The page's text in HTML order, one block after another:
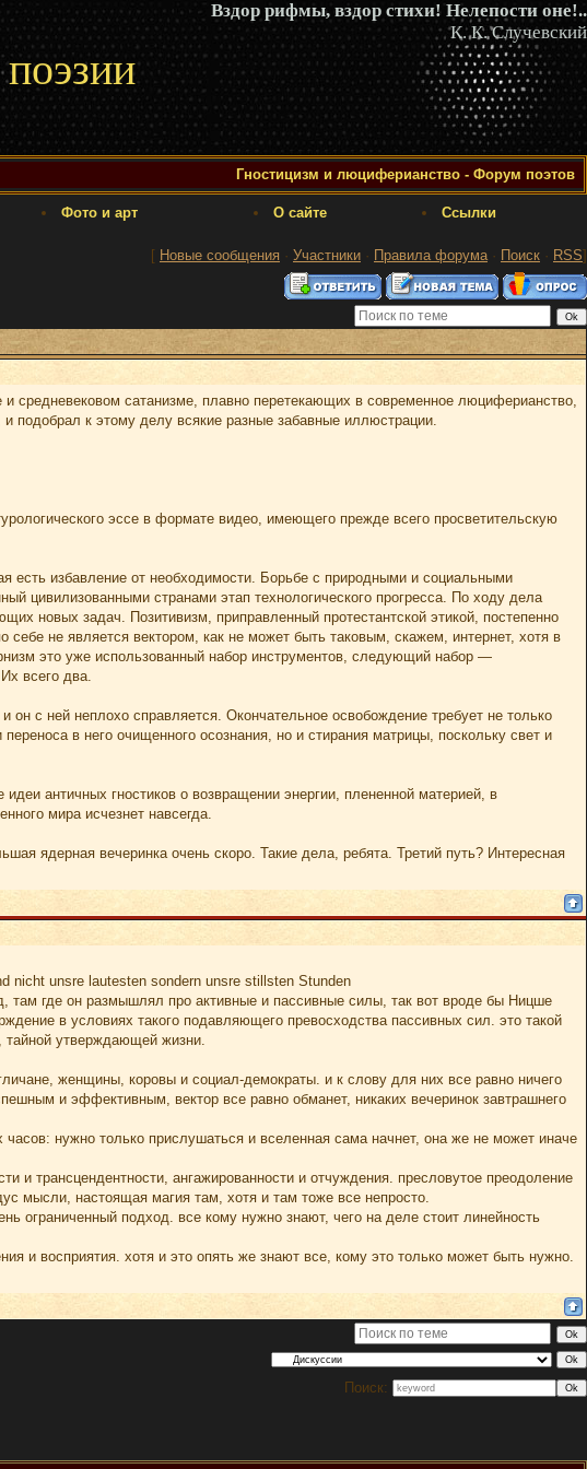
Вздор рифмы, вздор стихи! Нелепости оне!..
К. К. Случевский
Гностицизм и люциферианство - Форум поэтов
Фото и арт О сайте Ссылки
[ Новые сообщения · Участники · Правила форума· Поиск · RSS]
средневековом сатанизме, плавно перетекающих в современное люциферианство,
подобрал к этому делу всякие разные забавные иллюстрации.
эссе в формате видео, имеющего прежде всего просветительскую
избавление от необходимости. Борьбе с природными и социальными
цивилизованными странами этап технологического прогресса. По ходу дела
новых задач. Позитивизм, приправленный протестантской этикой, постепенно
не является вектором, как не может быть таковым, скажем, интернет, хотя в
это уже использованный набор инструментов, следующий набор —
всего два.
с ней неплохо справляется. Окончательное освобождение требует не только
в него очищенного осознания, но и стирания матрицы, поскольку свет и
античных гностиков о возвращении энергии, плененной материей, в
мира исчезнет навсегда.
ядерная вечеринка очень скоро. Такие дела, ребята. Третий путь? Интересная
nicht unsre lautesten sondern unsre stillsten Stunden
там где он размышлял про активные и пассивные силы, так вот вроде бы Ницше
в условиях такого подавляющего превосходства пассивных сил. это такой
тайной утверждающей жизни.
женщины, коровы и социал-демократы. и к слову для них все равно ничего
и эффективным, вектор все равно обманет, никаких вечеринок завтрашнего
нужно только прислушаться и вселенная сама начнет, она же не может иначе
и трансцендентности, ангажированности и отчуждения. пресловутое преодоление
мысли, настоящая магия там, хотя и там тоже все непросто.
ограниченный подход. все кому нужно знают, чего на деле стоит линейность
и восприятия. хотя и это опять же знают все, кому это только может быть нужно.
Поиск: